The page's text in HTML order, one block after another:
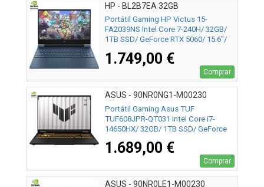
HP - BL2B7EA 32GB
Portátil Gaming HP Victus 15-
FA2039NS Intel Core 7-240H/ 32GB/
1TB SSD/ GeForce RTX 5060/ 15.6"/
1.749,00 €
Comprar
ASUS - 90NR0NG1-M00230
Portátil Gaming Asus TUF
TUF608JPR-QT031 Intel Core i7-
14650HX/ 32GB/ 1TB SSD/ GeForce
1.689,00 €
Comprar
ASUS - 90NR0LE1-M00230